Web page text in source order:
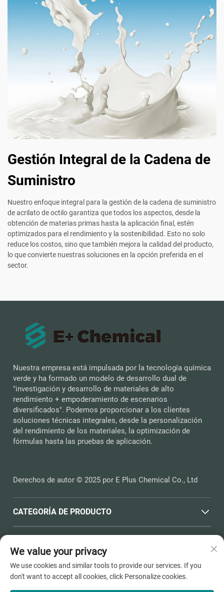
Gestión Integral de la Cadena de
Suministro
Nuestro enfoque integral para la gestión de la cadena de suministro
de acrilato de octilo garantiza que todos los aspectos, desde la
obtención de materias primas hasta la aplicación final, estén
optimizados para el rendimiento y la sostenibilidad. Esto no solo
reduce los costos, sino que también mejora la calidad del producto,
lo que convierte nuestras soluciones en la opción preferida en el
sector.
Nuestra empresa está impulsada por la tecnología química
verde y ha formado un modelo de desarrollo dual de
"investigación y desarrollo de materiales de alto
rendimiento + empoderamiento de escenarios
diversificados". Podemos proporcionar a los clientes
soluciones técnicas integrales, desde la personalización
del rendimiento de los materiales, la optimización de
fórmulas hasta las pruebas de aplicación.
Derechos de autor © 2025 por E Plus Chemical Co., Ltd
CATEGORÍA DE PRODUCTO
INFORMACIÓN DE CONTACTO
Office add : N.º 398, Carretera Haichen, Town Dushangang,
We value your privacy
We use cookies and similar tools to provide our services. If you
don't want to accept all cookies, click Personalize cookies.